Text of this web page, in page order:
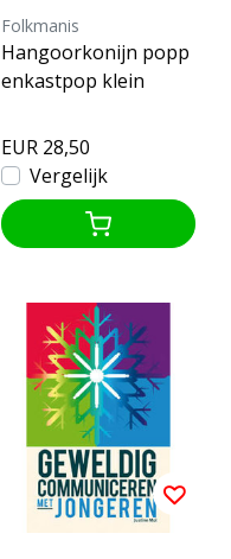
Folkmanis
Hangoorkonijn popp
enkastpop klein
EUR 28,50
Vergelijk